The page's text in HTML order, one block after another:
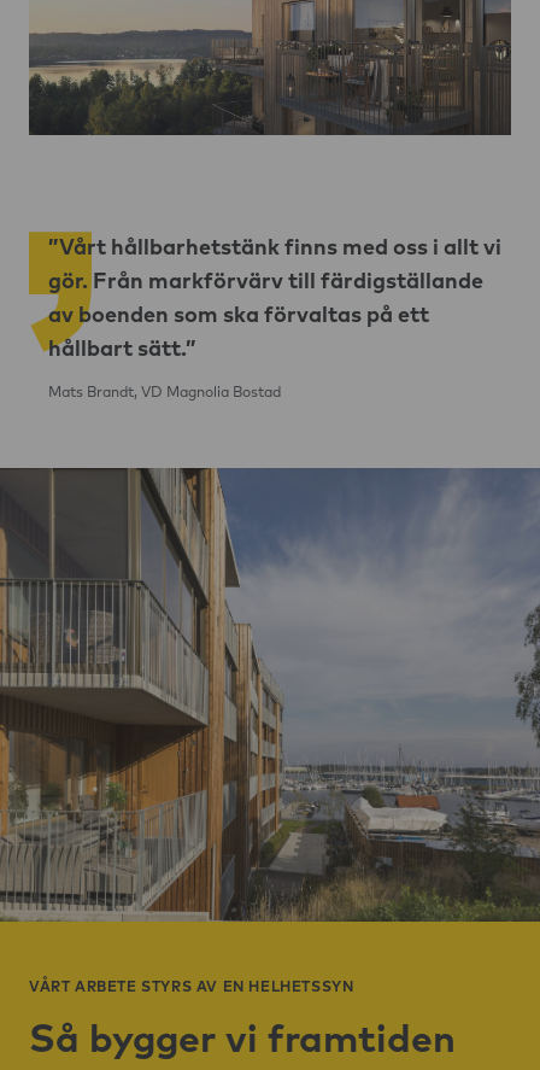
”Vårt hållbarhetstänk finns med oss i allt vi
gör. Från markförvärv till färdigställande
av boenden som ska förvaltas på ett
hållbart sätt.”
Mats Brandt, VD Magnolia Bostad
VÅRT ARBETE STYRS AV EN HELHETSSYN
Så bygger vi framtiden